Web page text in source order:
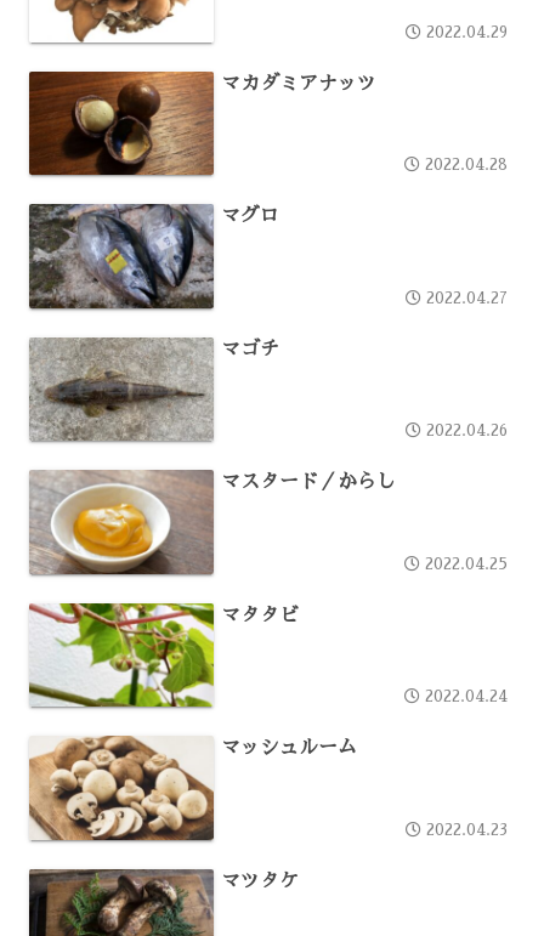
2022.04.29
マカダミアナッツ
2022.04.28
マグロ
2022.04.27
マゴチ
2022.04.26
マスタード／からし
2022.04.25
マタタビ
2022.04.24
マッシュルーム
2022.04.23
マツタケ